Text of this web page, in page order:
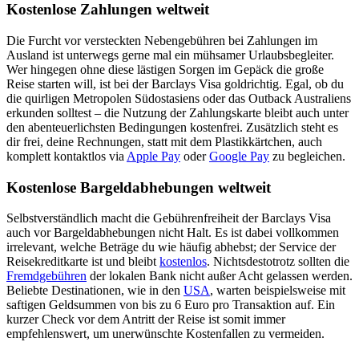
Kostenlose Zahlungen weltweit
Die Furcht vor versteckten Nebengebühren bei Zahlungen im
Ausland ist unterwegs gerne mal ein mühsamer Urlaubsbegleiter.
Wer hingegen ohne diese lästigen Sorgen im Gepäck die große
Reise starten will, ist bei der Barclays Visa goldrichtig. Egal, ob du
die quirligen Metropolen Südostasiens oder das Outback Australiens
erkunden solltest – die Nutzung der Zahlungskarte bleibt auch unter
den abenteuerlichsten Bedingungen kostenfrei. Zusätzlich steht es
dir frei, deine Rechnungen, statt mit dem Plastikkärtchen, auch
komplett kontaktlos via Apple Pay oderGoogle Pay zu begleichen.
Kostenlose Bargeldabhebungen weltweit
Selbstverständlich macht die Gebührenfreiheit der Barclays Visa
auch vor Bargeldabhebungen nicht Halt. Es ist dabei vollkommen
irrelevant, welche Beträge du wie häufig abhebst; der Service der
Reisekreditkarte ist und bleibt kostenlos. Nichtsdestotrotz sollten die
Fremdgebühren der lokalen Bank nicht außer Acht gelassen werden.
Beliebte Destinationen, wie in den USA, warten beispielsweise mit
saftigen Geldsummen von bis zu 6 Euro pro Transaktion auf. Ein
kurzer Check vor dem Antritt der Reise ist somit immer
empfehlenswert, um unerwünschte Kostenfallen zu vermeiden.